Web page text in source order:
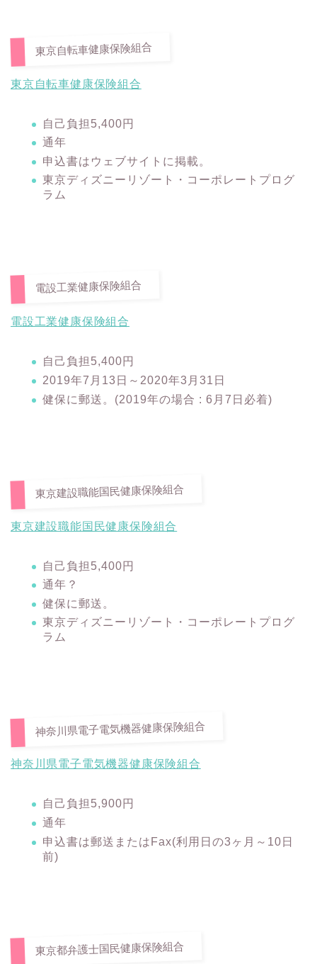
東京自転車健康保険組合
東京自転車健康保険組合
自己負担5,400円
通年
申込書はウェブサイトに掲載。
東京ディズニーリゾート・コーポレートプログ
ラム
電設工業健康保険組合
電設工業健康保険組合
自己負担5,400円
2019年7月13日～2020年3月31日
健保に郵送。(2019年の場合 : 6月7日必着)
東京建設職能国民健康保険組合
東京建設職能国民健康保険組合
自己負担5,400円
通年？
健保に郵送。
東京ディズニーリゾート・コーポレートプログ
ラム
神奈川県電子電気機器健康保険組合
神奈川県電子電気機器健康保険組合
自己負担5,900円
通年
申込書は郵送またはFax(利用日の3ヶ月～10日
前)
東京都弁護士国民健康保険組合